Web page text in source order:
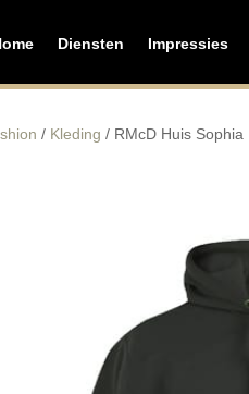
Diensten Impressies
/ Kleding / RMcD Huis Sophia